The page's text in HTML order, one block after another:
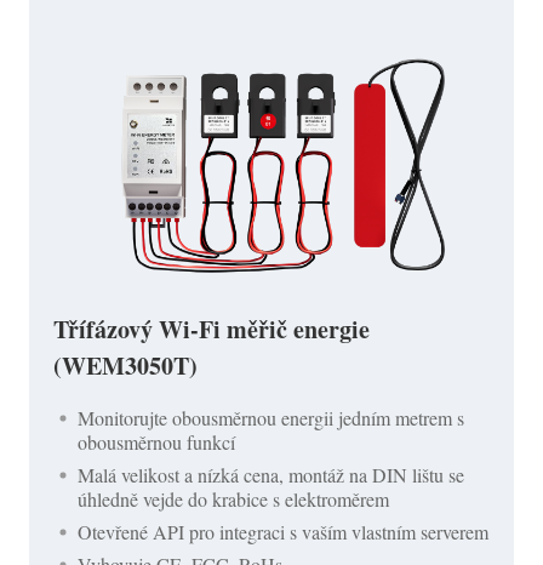
Třífázový Wi-Fi měřič energie
(WEM3050T)
Monitorujte obousměrnou energii jedním metrem s
obousměrnou funkcí
Malá velikost a nízká cena, montáž na DIN lištu se
úhledně vejde do krabice s elektroměrem
Otevřené API pro integraci s vaším vlastním serverem